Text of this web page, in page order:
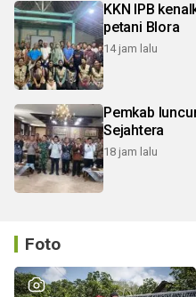
KKN IPB
petani Blora
14 jam lalu
Pemkab
Sejahtera
18 jam lalu
Foto